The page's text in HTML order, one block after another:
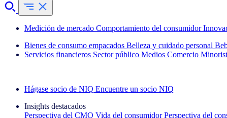
Medición de mercado Comportamiento del consumidor
Bienes de consumo empacados Belleza y cuidado personal
Servicios financieros Sector público Medios Comercio
Hágase socio de NIQ Encuentre un socio NIQ
Insights destacados
Perspectiva del CMO Vida del consumidor Perspectiva del